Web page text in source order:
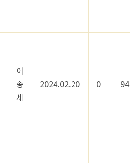
이
종
세
2024.02.20 0